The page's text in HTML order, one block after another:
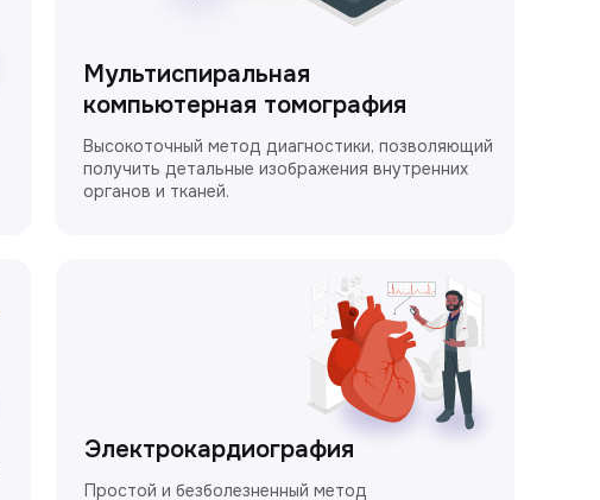
Мультиспиральная
компьютерная томография
Высокоточный метод диагностики, позволяющий
получить детальные изображения внутренних
органов и тканей.
Электрокардиография
Простой и безболезненный метод